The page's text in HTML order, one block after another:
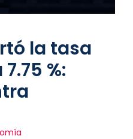
la tasa
%: